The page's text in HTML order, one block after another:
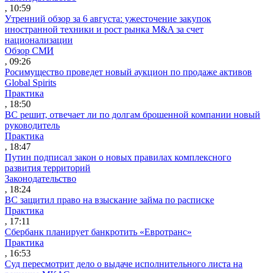
, 10:59
Утренний обзор за 6 августа: ужесточение закупок
иностранной техники и рост рынка M&A за счет
национализации
Обзор СМИ
, 09:26
Росимущество проведет новый аукцион по продаже активов
Global Spirits
Практика
, 18:50
ВС решит, отвечает ли по долгам брошенной компании новый
руководитель
Практика
, 18:47
Путин подписал закон о новых правилах комплексного
развития территорий
Законодательство
, 18:24
ВС защитил право на взыскание займа по расписке
Практика
, 17:11
Сбербанк планирует банкротить «Евротранс»
Практика
, 16:53
Суд пересмотрит дело о выдаче исполнительного листа на